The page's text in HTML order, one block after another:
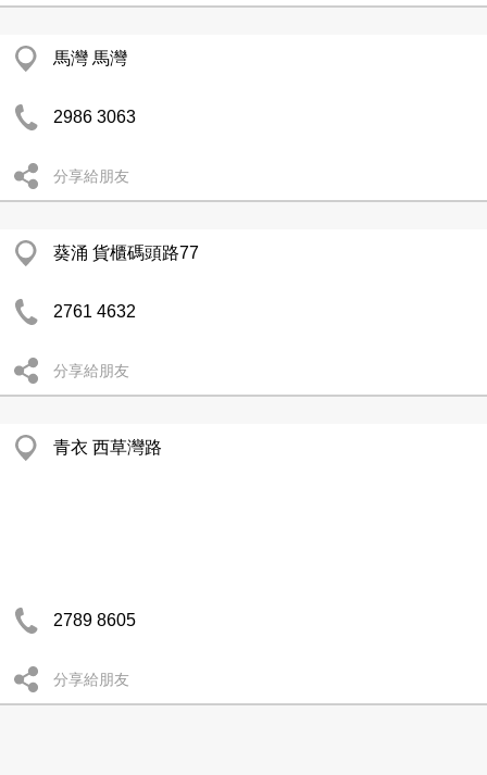
馬灣 馬灣
2986 3063
分享給朋友
葵涌 貨櫃碼頭路77
2761 4632
分享給朋友
青衣 西草灣路
2789 8605
分享給朋友